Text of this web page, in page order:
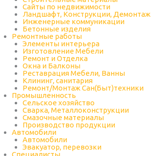
Сайты по недвижимости
Ландшафт, Конструкции, Демонтаж
Инженерные коммуникации
Бетонные изделия
Ремонтные работы
Элементы интерьера
Изготовление Мебели
Ремонт и Отделка
Окна и Балконы
Реставрация Мебели, Ванны
Клининг, санитария
Ремонт/Монтаж Сан(Быт)техники
Промышленность
Cельское хозяйство
Сварка, Металлоконструкции
Cмазочные материалы
Производство продукции
Автомобили
Автомобили
Эвакуатор, перевозки
Специалисты